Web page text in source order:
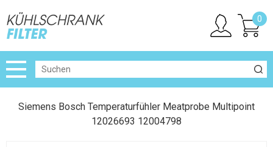
0
Siemens Bosch Temperaturfühler Meatprobe Multipoint
12026693 12004798